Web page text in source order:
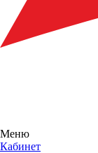
Меню
Кабинет